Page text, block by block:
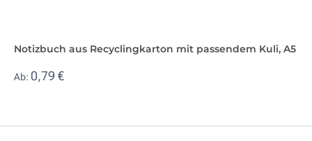
Notizbuch aus Recyclingkarton mit passendem Kuli, A5
Ab: 0,79 €